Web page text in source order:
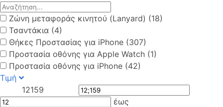
Ζώνη μεταφοράς κινητού (Lanyard) (18)
Τσαντάκια (4)
Θήκες Προστασίας για iPhone (307)
Προστασία οθόνης για Apple Watch (1)
Προστασία οθόνης για iPhone (42)
Τιμή
12159
έως